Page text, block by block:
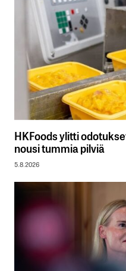
HKFoods ylitti
nousi tummia pilviä
5.8.2026